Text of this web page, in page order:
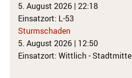
5. August 2026 | 22:18
Einsatzort: L-53
Sturmschaden
5. August 2026 | 12:50
Einsatzort: Wittlich - Stadtmitte